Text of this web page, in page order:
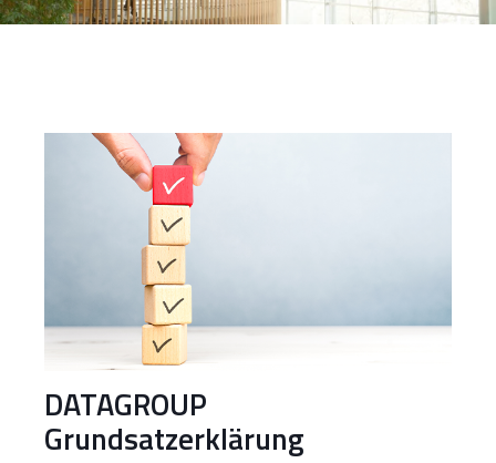
DATAGROUP
Grundsatzerklärung